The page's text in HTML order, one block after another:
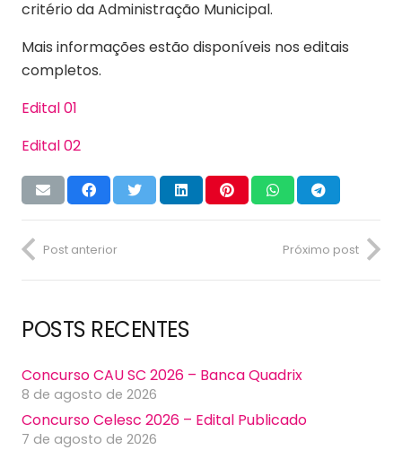
critério da Administração Municipal.
Mais informações estão disponíveis nos editais
completos.
Edital 01
Edital 02
Post anterior Próximo post
POSTS RECENTES
Concurso CAU SC 2026 – Banca Quadrix
8 de agosto de 2026
Concurso Celesc 2026 – Edital Publicado
7 de agosto de 2026